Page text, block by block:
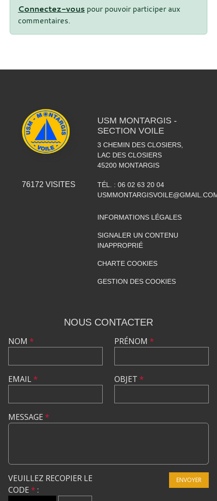
Connectez-vous pour pouvoir participer aux
commentaires.
76172 VISITES
USM MONTARGIS -
SECTION VOILE
3 CHEMIN DES CLOSIERS,
LAC DES CLOSIERS
45200 MONTARGIS
TÉL. : 06 02 63 20 04
INFORMATIONS LÉGALES
SIGNALER UN CONTENU
INAPPROPRIÉ
CHARTE COOKIES
GESTION DES COOKIES
NOUS CONTACTER
NOM *
EMAIL*
PRÉNOM *
OBJET *
MESSAGE *
VEUILLEZ RECOPIER LE
CODE * :
ENVOYER